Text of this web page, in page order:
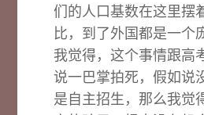
们的人口基数在这里摆
比，到了外国都是一个
我觉得，这个事情跟高
说一巴掌拍死，假如说
是自主招生，那么我觉